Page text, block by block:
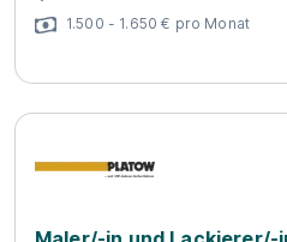
1.500 - 1.650 € pro Monat